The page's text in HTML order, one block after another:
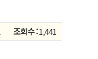
조회수 :1,441